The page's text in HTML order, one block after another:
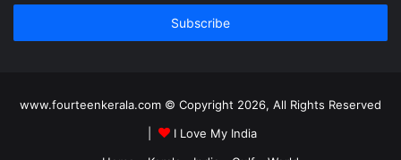
Email
www.fourteenkerala.com © Copyright 2026, All Rights Reserved
I Love My India